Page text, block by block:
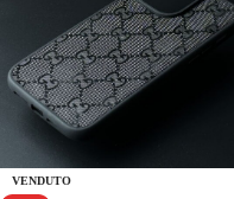
VENDUTO